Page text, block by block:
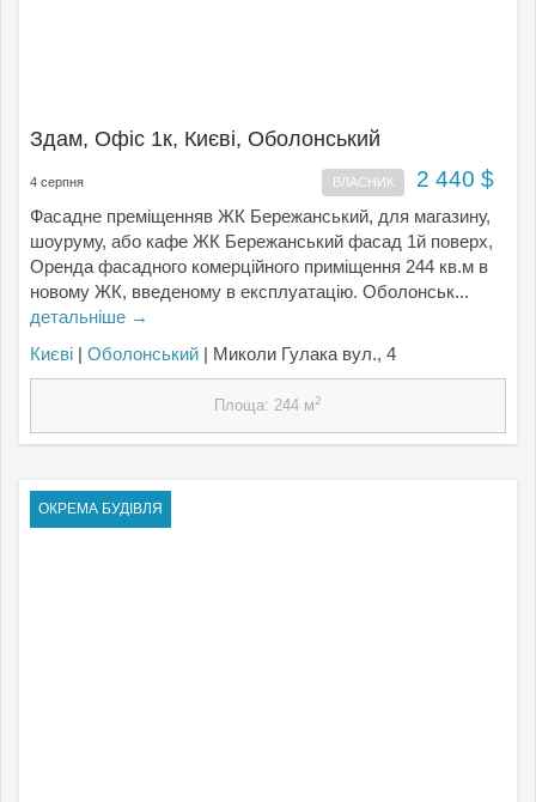
Здам, Офіс 1к, Києвi, Оболонський
4 серпня ВЛАСНИК 2 440 $
Фасадне преміщенняв ЖК Бережанський, для магазину,
шоуруму, або кафе ЖК Бережанський фасад 1й поверх,
Оренда фасадного комерційного приміщення 244 кв.м в
новому ЖК, введеному в експлуатацію. Оболонськ...
детальніше →
Києвi | Оболонський | Миколи Гулака вул., 4
Площа: 244 м2
ОКРЕМА БУДІВЛЯ